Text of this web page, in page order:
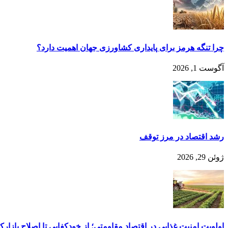
چرا تنگه هرمز برای پایداری کشاورزی جهان اهمیت دارد؟
آگوست 1, 2026
رشد اقتصاد در مرز توقف
ژوئن 29, 2026
اولویت امنیت غذایی در اقتصاد مقاومتی؛ از خودکفایی تا اصلاح